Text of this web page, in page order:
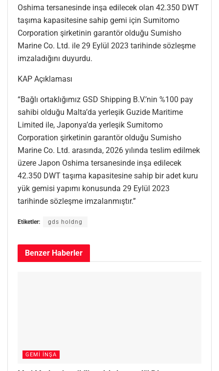
Oshima tersanesinde inşa edilecek olan 42.350 DWT
taşıma kapasitesine sahip gemi için Sumitomo
Corporation şirketinin garantör olduğu Sumisho
Marine Co. Ltd. ile 29 Eylül 2023 tarihinde sözleşme
imzaladığını duyurdu.
KAP Açıklaması
“Bağlı ortaklığımız GSD Shipping B.V.’nin %100 pay
sahibi olduğu Malta’da yerleşik Guzide Maritime
Limited ile, Japonya’da yerleşik Sumitomo
Corporation şirketinin garantör olduğu Sumisho
Marine Co. Ltd. arasında, 2026 yılında teslim edilmek
üzere Japon Oshima tersanesinde inşa edilecek
42.350 DWT taşıma kapasitesine sahip bir adet kuru
yük gemisi yapımı konusunda 29 Eylül 2023
tarihinde sözleşme imzalanmıştır.”
Etiketler: gds holdng
Benzer Haberler
GEMI İNŞA